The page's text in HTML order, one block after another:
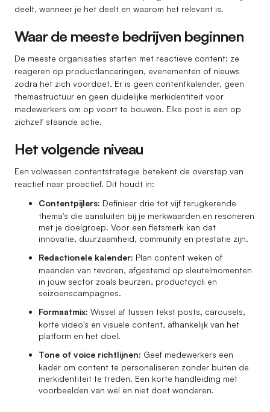
deelt, wanneer je het deelt en waarom het relevant is.
Waar de meeste bedrijven beginnen
De meeste organisaties starten met reactieve content: ze
reageren op productlanceringen, evenementen of nieuws
zodra het zich voordoet. Er is geen contentkalender, geen
themastructuur en geen duidelijke merkidentiteit voor
medewerkers om op voort te bouwen. Elke post is een op
zichzelf staande actie.
Het volgende niveau
Een volwassen contentstrategie betekent de overstap van
reactief naar proactief. Dit houdt in:
Contentpijlers: Definieer drie tot vijf terugkerende
thema's die aansluiten bij je merkwaarden en resoneren
met je doelgroep. Voor een fietsmerk kan dat
innovatie, duurzaamheid, community en prestatie zijn.
Redactionele kalender: Plan content weken of
maanden van tevoren, afgestemd op sleutelmomenten
in jouw sector zoals beurzen, productcycli en
seizoenscampagnes.
Formaatmix: Wissel af tussen tekst posts, carousels,
korte video's en visuele content, afhankelijk van het
platform en het doel.
Tone of voice richtlijnen: Geef medewerkers een
kader om content te personaliseren zonder buiten de
merkidentiteit te treden. Een korte handleiding met
voorbeelden van wél en niet doet wonderen.